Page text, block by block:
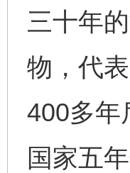
三十年
物，代
400多年
国家五